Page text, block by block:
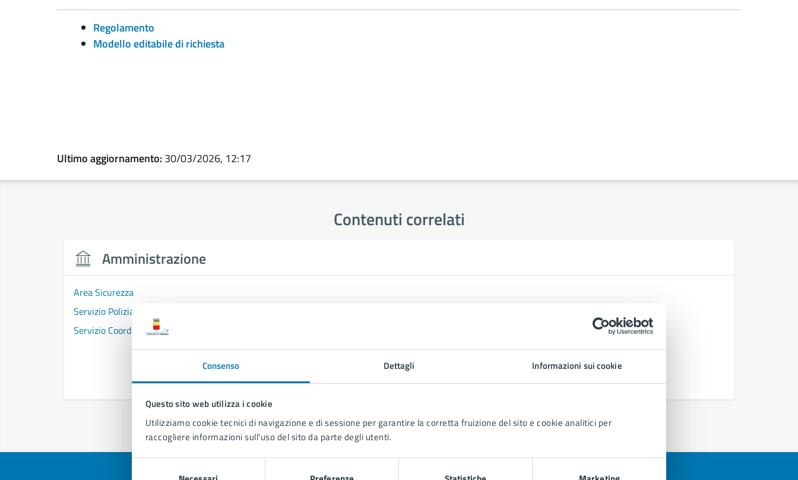
Consenso Dettagli Informazioni sui cookie
Questo sito web utilizza i cookie
Utilizziamo cookie tecnici di navigazione e di sessione per garantire la corretta fruizione del sito e cookie analitici per
raccogliere informazioni sull'uso del sito da parte degli utenti.
Regolamento
Modello editabile di richiesta
Ultimo aggiornamento:30/03/2026, 12:17
Contenuti correlati
Amministrazione
Area Sicurezza
Servizio Polizia Locale
Servizio Coordinamento Strategico Operativo